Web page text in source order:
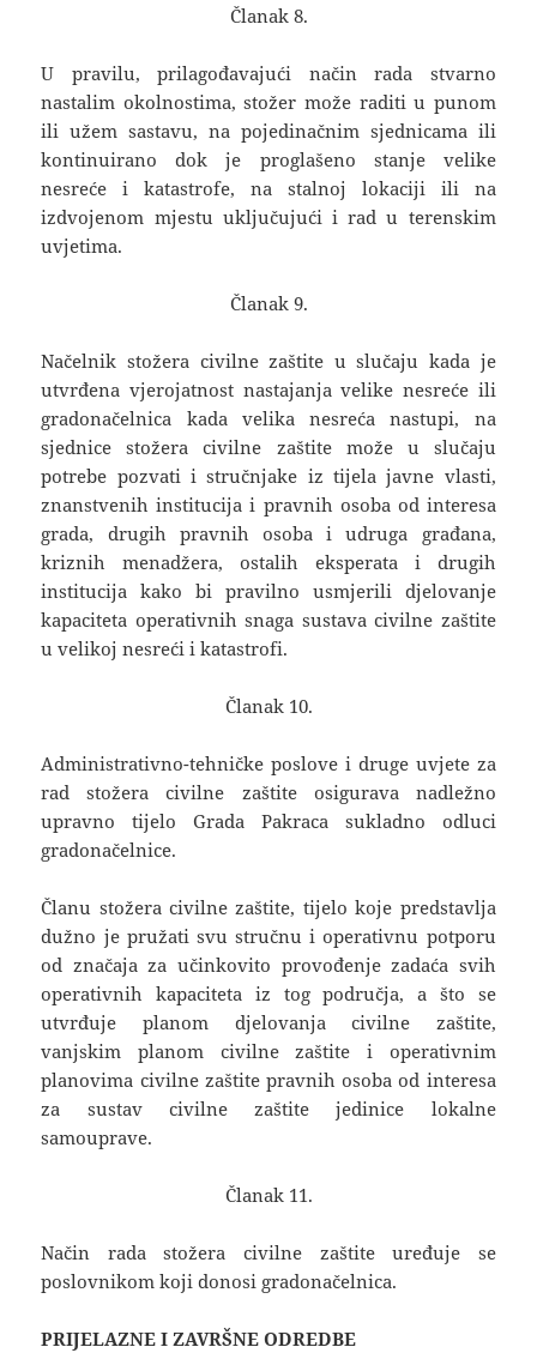
Članak 8.
U pravilu, prilagođavajući način rada stvarno
nastalim okolnostima, stožer može raditi u punom
ili užem sastavu, na pojedinačnim sjednicama ili
kontinuirano dok je proglašeno stanje velike
nesreće i katastrofe, na stalnoj lokaciji ili na
izdvojenom mjestu uključujući i rad u terenskim
uvjetima.
Članak 9.
Načelnik stožera civilne zaštite u slučaju kada je
utvrđena vjerojatnost nastajanja velike nesreće ili
gradonačelnica kada velika nesreća nastupi, na
sjednice stožera civilne zaštite može u slučaju
potrebe pozvati i stručnjake iz tijela javne vlasti,
znanstvenih institucija i pravnih osoba od interesa
grada, drugih pravnih osoba i udruga građana,
kriznih menadžera, ostalih eksperata i drugih
institucija kako bi pravilno usmjerili djelovanje
kapaciteta operativnih snaga sustava civilne zaštite
u velikoj nesreći i katastrofi.
Članak 10.
Administrativno-tehničke poslove i druge uvjete za
rad stožera civilne zaštite osigurava nadležno
upravno tijelo Grada Pakraca sukladno odluci
gradonačelnice.
Članu stožera civilne zaštite, tijelo koje predstavlja
dužno je pružati svu stručnu i operativnu potporu
od značaja za učinkovito provođenje zadaća svih
operativnih kapaciteta iz tog područja, a što se
utvrđuje planom djelovanja civilne zaštite,
vanjskim planom civilne zaštite i operativnim
planovima civilne zaštite pravnih osoba od interesa
za sustav civilne zaštite jedinice lokalne
samouprave.
Članak 11.
Način rada stožera civilne zaštite uređuje se
poslovnikom koji donosi gradonačelnica.
PRIJELAZNE I ZAVRŠNE ODREDBE